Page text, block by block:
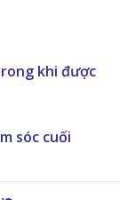
khi được
sóc cuối